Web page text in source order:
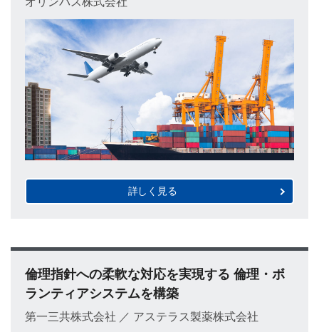
詳しく見る
倫理指針への柔軟な対応を実現する 倫理・ボ
ランティアシステムを構築
第一三共株式会社 ／ アステラス製薬株式会社